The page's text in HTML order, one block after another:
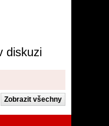
diskuzi